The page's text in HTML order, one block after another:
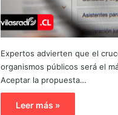
Expertos advierten que el
organismos públicos será el
Aceptar la propuesta…
Leer más »